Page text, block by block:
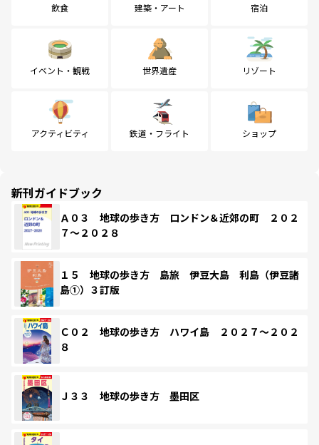
飲食 建築・アート 宿泊
イベント・観戦 世界遺産 リゾート
アクティビティ 鉄道・フライト ショップ
新刊ガイドブック
Ａ０３ 地球の歩き方 ロンドン＆近郊の町 ２０２
７～２０２８
１５ 地球の歩き方 島旅 伊豆大島 利島（伊豆諸
島①）３訂版
Ｃ０２ 地球の歩き方 ハワイ島 ２０２７～２０２
８
Ｊ３３ 地球の歩き方 墨田区